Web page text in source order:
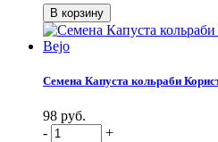
Семена Капуста кольраби
98 руб.
-
+